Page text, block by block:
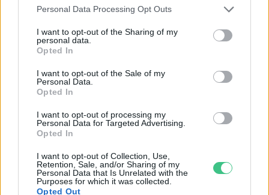
Personal Data Processing Opt Outs
I want to opt-out of the Sharing of my
personal data.
Opted In
I want to opt-out of the Sale of my
Personal Data.
Opted In
I want to opt-out of processing my
Personal Data for Targeted Advertising.
Opted In
I want to opt-out of Collection, Use,
Retention, Sale, and/or Sharing of my
Personal Data that Is Unrelated with the
Purposes for which it was collected.
Opted Out
is. A jó idő beköszöntével érdemes minél többet felkeresni.
Születésnapi programokkal várja a
hétvégén a közönséget a 160 éves
Fővárosi Állatkert